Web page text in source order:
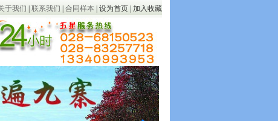
于我们 联系我们 合同样本 设为首页 加入收藏